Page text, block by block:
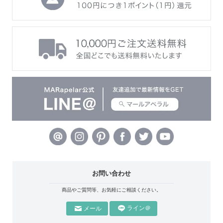
お問い合わせ
商品やご質問等、お気軽にご相談ください。
メール ライン＠